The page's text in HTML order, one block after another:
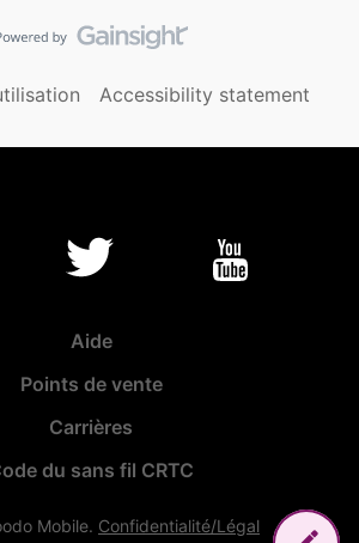
Accessibility statement
Aide
Points de vente
Carrières
du sans fil CRTC
Mobile. Confidentialité/Légal